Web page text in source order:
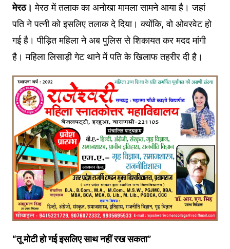
मेरठ। मेरठ में तलाक का अनोखा मामला सामने आया है। जहां
पति ने पत्नी को इसलिए तलाक दे दिया। क्योंकि, वो ओवरवेट हो
गई है। पीड़ित महिला ने अब पुलिस से शिकायत कर मदद मांगी
है। महिला लिसाड़ी गेट थाने में पति के खिलाफ तहरीर दी है।
“तू मोटी हो गई इसलिए साथ नहीं रख सकता”